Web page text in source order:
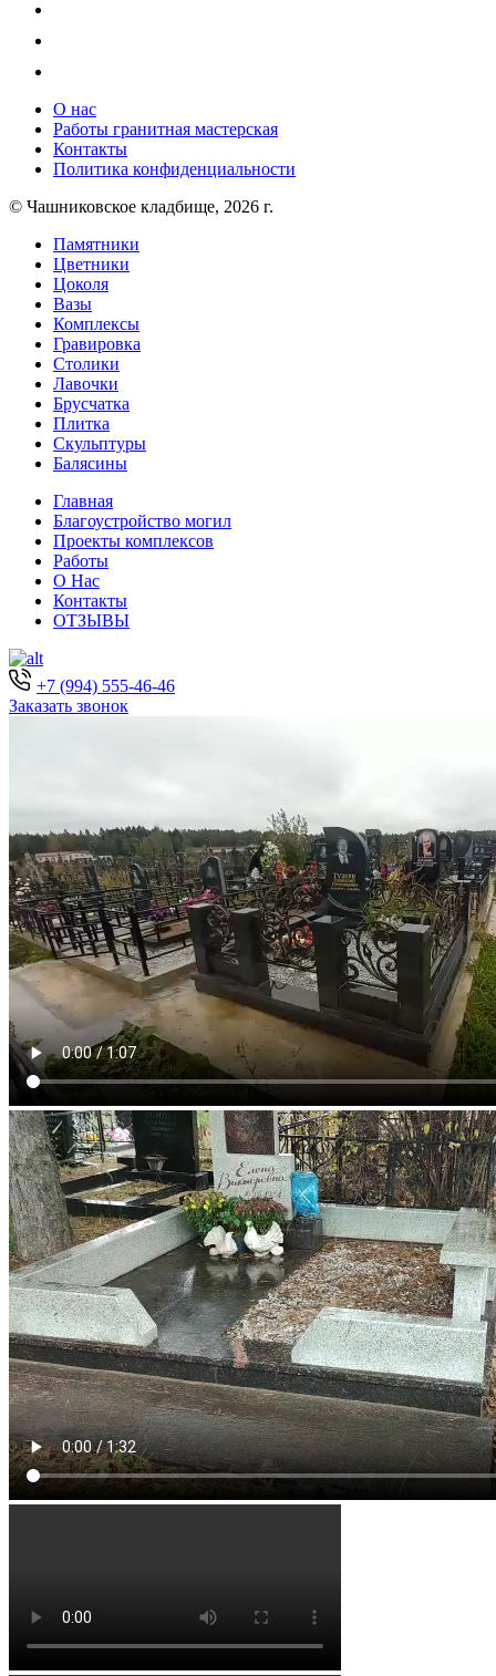
О нас
Работы гранитная мастерская
Контакты
Политика конфиденциальности
© Чашниковское кладбище, 2026 г.
Памятники
Цветники
Цоколя
Вазы
Комплексы
Гравировка
Столики
Лавочки
Брусчатка
Плитка
Скульптуры
Балясины
Главная
Благоустройство могил
Проекты комплексов
Работы
О Нас
Контакты
ОТЗЫВЫ
+7 (994) 555-46-46
Заказать звонок